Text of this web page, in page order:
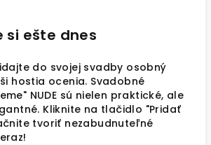
si ešte dnes
do svojej svadby osobný
hostia ocenia. Svadobné
NUDE sú nielen praktické, ale
Kliknite na tlačidlo "Pridať
tvoriť nezabudnuteľné